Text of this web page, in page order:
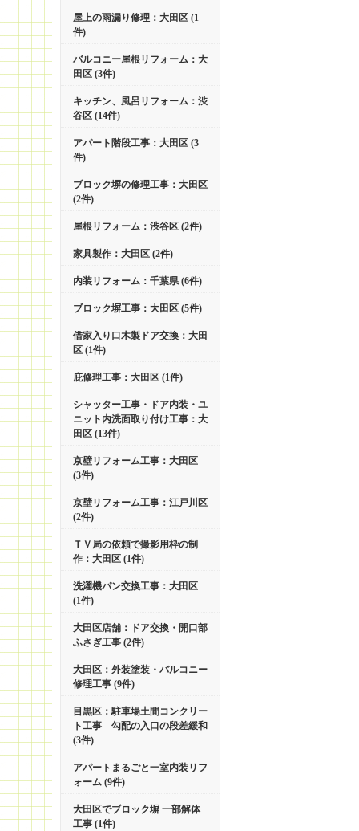
屋上の雨漏り修理：大田区 (1
件)
バルコニー屋根リフォーム：大
田区 (3件)
キッチン、風呂リフォーム：渋
谷区 (14件)
アパート階段工事：大田区 (3
件)
ブロック塀の修理工事：大田区
(2件)
屋根リフォーム：渋谷区 (2件)
家具製作：大田区 (2件)
内装リフォーム：千葉県 (6件)
ブロック塀工事：大田区 (5件)
借家入り口木製ドア交換：大田
区 (1件)
庇修理工事：大田区 (1件)
シャッター工事・ドア内装・ユ
ニット内洗面取り付け工事：大
田区 (13件)
京壁リフォーム工事：大田区
(3件)
京壁リフォーム工事：江戸川区
(2件)
ＴＶ局の依頼で撮影用枠の制
作：大田区 (1件)
洗濯機パン交換工事：大田区
(1件)
大田区店舗：ドア交換・開口部
ふさぎ工事 (2件)
大田区：外装塗装・バルコニー
修理工事 (9件)
目黒区：駐車場土間コンクリー
ト工事 勾配の入口の段差緩和
(3件)
アパートまるごと一室内装リフ
ォーム (9件)
大田区でブロック塀 一部解体
工事 (1件)